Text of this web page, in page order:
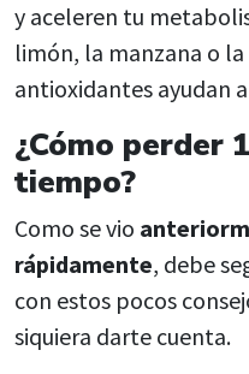
y aceleren tu
limón, la manzana o
antioxidantes ayudan
¿Cómo perder
tiempo?
Como se vio
rápidamente, debe
con estos pocos
siquiera darte cuenta.